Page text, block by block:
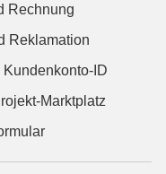
Rechnung
Reklamation
ID
Marktplatz